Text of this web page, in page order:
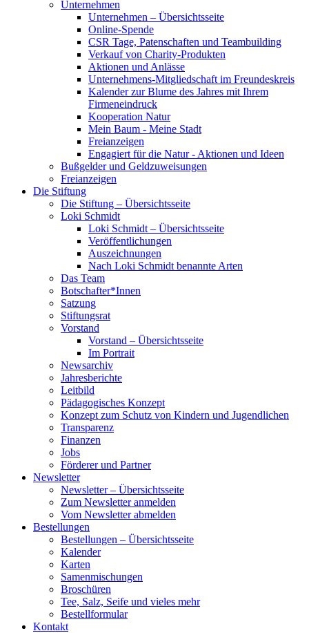
Unternehmen
Unternehmen – Übersichtsseite
Online-Spende
CSR Tage, Patenschaften und Teambuilding
Verkauf von Charity-Produkten
Aktionen und Anlässe
Unternehmens-Mitgliedschaft im Freundeskreis
Kalender zur Blume des Jahres mit Ihrem
Firmeneindruck
Kooperation Natur
Mein Baum - Meine Stadt
Freianzeigen
Engagiert für die Natur - Aktionen und Ideen
Bußgelder und Geldzuweisungen
Freianzeigen
Die Stiftung
Die Stiftung – Übersichtsseite
Loki Schmidt
Loki Schmidt – Übersichtsseite
Veröffentlichungen
Auszeichnungen
Nach Loki Schmidt benannte Arten
Das Team
Botschafter*Innen
Satzung
Stiftungsrat
Vorstand
Vorstand – Übersichtsseite
Im Portrait
Newsarchiv
Jahresberichte
Leitbild
Pädagogisches Konzept
Konzept zum Schutz von Kindern und Jugendlichen
Transparenz
Finanzen
Jobs
Förderer und Partner
Newsletter
Newsletter – Übersichtsseite
Zum Newsletter anmelden
Vom Newsletter abmelden
Bestellungen
Bestellungen – Übersichtsseite
Kalender
Karten
Samenmischungen
Broschüren
Tee, Salz, Seife und vieles mehr
Bestellformular
Kontakt